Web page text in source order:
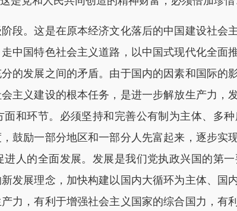
。这是在原本经济文化落后的中国建设社会
中国特色社会主义道路，以中国式现代化全
的发展之间的矛盾。由于国内的因素和国际
主义建设的根本任务，是进一步解放生产力，
和环节。必须坚持和完善公有制为主体、多
鼓励一部分地区和一部分人先富起来，逐步
人的全面发展。发展是我们党执政兴国的第
发展理念，加快构建以国内大循环为主体、
力，有利于增强社会主义国家的综合国力，